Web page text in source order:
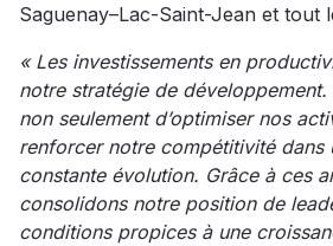
Saguenay–Lac-Saint-Jean et tout
« Les investissements en
notre stratégie de
non seulement d’optimiser nos
renforcer notre compétitivité dans
constante évolution. Grâce à ces
consolidons notre position de
conditions propices à une